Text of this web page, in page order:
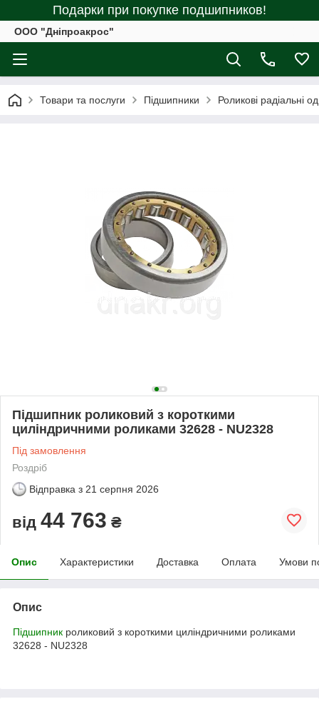
Подарки при покупке подшипников!
ООО "Дніпроакрос"
Товари та послуги Підшипники Роликові радіальні
Підшипник роликовий з короткими
циліндричними роликами 32628 - NU2328
Під замовлення
Роздріб
Відправка з 21 серпня 2026
від 44 763 ₴
Опис Характеристики Доставка Оплата Умови
Опис
Підшипник роликовий з короткими циліндричними роликами
32628 - NU2328